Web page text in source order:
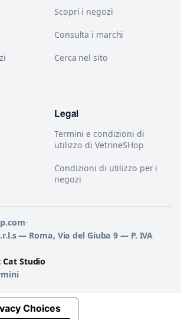
Scopri i negozi
Consulta i marchi
Cerca nel sito
Legal
Termini e condizioni di
utilizzo di VetrineSHop
Condizioni di utilizzo per i
negozi
·
— Roma, Via del Giuba 9 — P. IVA
Cat Studio
Choices